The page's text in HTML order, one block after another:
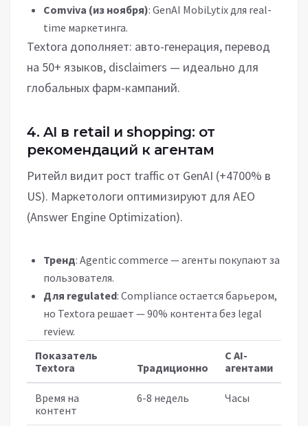
Comviva (из ноября): GenAI MobiLytix для real-
time маркетинга.
Textora дополняет: авто-генерация, перевод
на 50+ языков, disclaimers — идеально для
глобальных фарм-кампаний.
4. AI в retail и shopping: от
рекомендаций к агентам
Ритейл видит рост traffic от GenAI (+4700% в
US). Маркетологи оптимизируют для AEO
(Answer Engine Optimization).
Тренд: Agentic commerce — агенты покупают за
пользователя.
Для regulated: Compliance остается барьером,
но Textora решает — 90% контента без legal
review.
Показатель
Textora
Традиционно
С AI-
агентами
Время на
контент
6-8 недель Часы